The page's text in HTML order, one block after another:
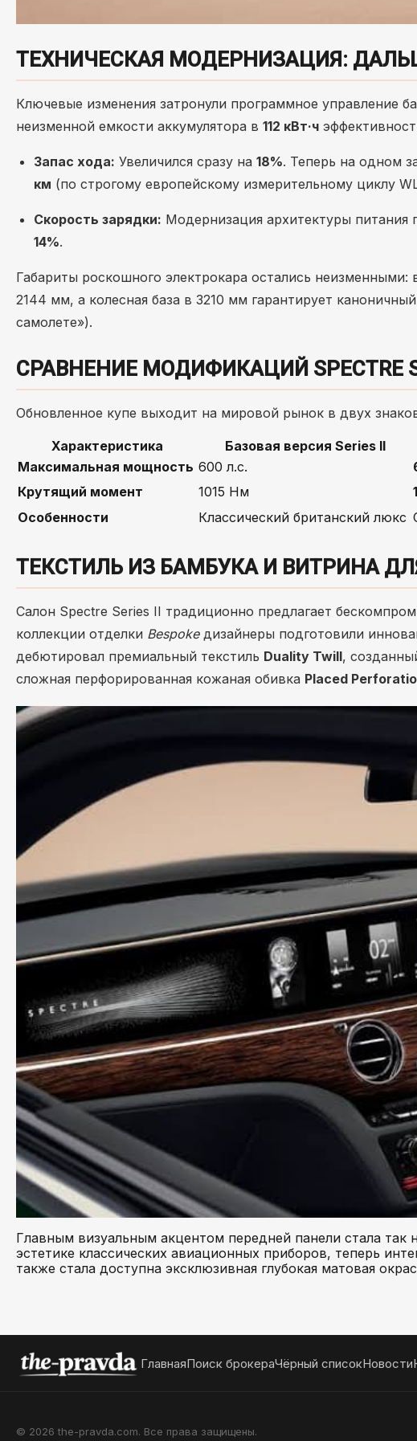
ТЕХНИЧЕСКАЯ МОДЕРНИЗАЦИЯ:
Ключевые изменения затронули программное управление
неизменной емкости аккумулятора в 112 кВт·ч
Запас хода: Увеличился сразу на 18%. Теперь на одном
км (по строгому европейскому измерительному циклу
Скорость зарядки: Модернизация архитектуры питания
14%.
Габариты роскошного электрокара остались
2144 мм, а колесная база в 3210 мм гарантирует
самолете»).
СРАВНЕНИЕ МОДИФИКАЦИЙ SPECTRE
Обновленное купе выходит на мировой рынок в двух
Характеристика Базовая версия Series II
Максимальная мощность 600 л.с.
Крутящий момент
1015 Нм
Особенности
Классический британский люкс
ТЕКСТИЛЬ ИЗ БАМБУКА И ВИТРИНА
Салон Spectre Series II традиционно предлагает
коллекции отделки Bespokeдизайнеры подготовили
дебютировал премиальный текстиль Duality Twill,
сложная перфорированная кожаная обивка Placed
Главным визуальным акцентом передней панели стала так
эстетике классических авиационных приборов, теперь
также стала доступна эксклюзивная глубокая матовая
ГлавнаяПоиск брокераЧёрный списокНовости
© 2026 the-pravda.com. Все права защищены.